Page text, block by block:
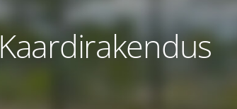
Kaardirakendus